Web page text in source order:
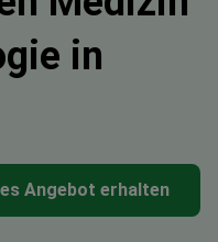
in
Angebot erhalten